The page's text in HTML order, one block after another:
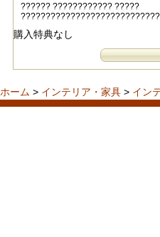
?????? ???????????? ?????
購入特典なし
ホーム > インテリア・家具 > イン